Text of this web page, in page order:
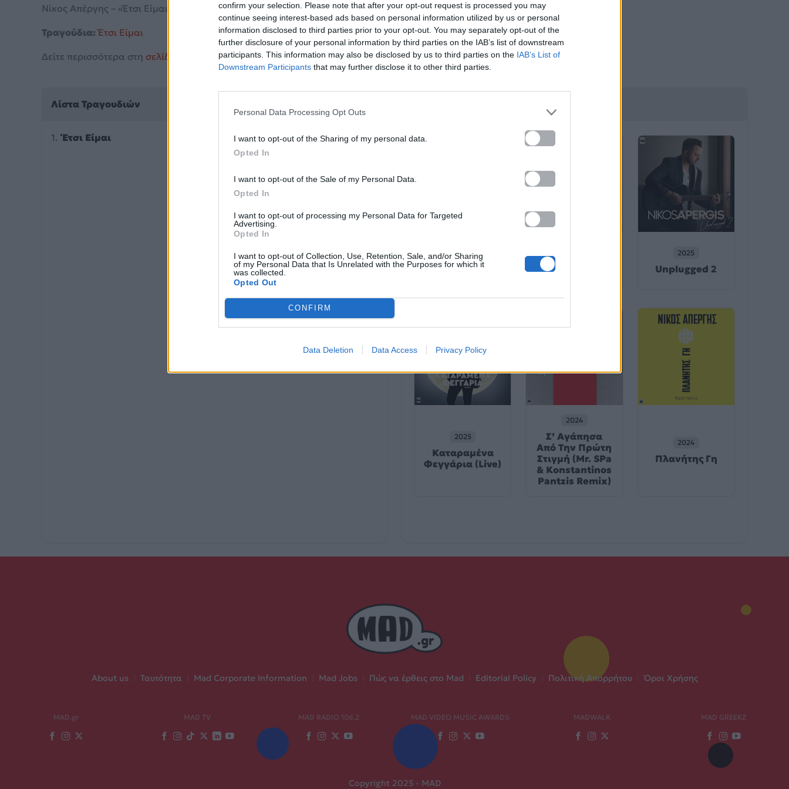
confirm your selection. Please note that after your opt-out request is processed you may
continue seeing interest-based ads based on personal information utilized by us or personal
information disclosed to third parties prior to your opt-out. You may separately opt-out of the
further disclosure of your personal information by third parties on the IAB’s list of downstream
participants. This information may also be disclosed by us to third parties on the IAB’s List of
Downstream Participants that may further disclose it to other third parties.
Personal Data Processing Opt Outs
I want to opt-out of the Sharing of my personal data.
Opted In
I want to opt-out of the Sale of my Personal Data.
Opted In
I want to opt-out of processing my Personal Data for Targeted
Advertising.
Opted In
I want to opt-out of Collection, Use, Retention, Sale, and/or Sharing
of my Personal Data that Is Unrelated with the Purposes for which it
was collected.
Opted Out
CONFIRM
Data Deletion Data Access Privacy Policy
Νίκος Απέργης – «Έτσι Είμαι» (2026). Μουσικά κινείται στο ύφος Folk, World, & Country.
Τραγούδια: Έτσι Είμαι
Δείτε περισσότερα στη σελίδα στο Mad.gr.
Λίστα Τραγουδιών
Έτσι Είμαι
Το Μεγάλο Πιτς
Αυτά τα Χείλη
2025
Unplugged 2
2025
Καταραμένα
Φεγγάρια (Live)
2024
Σ’ Αγάπησα
Από Την Πρώτη
Στιγμή (Mr. SPa
& Konstantinos
Pantzis Remix)
2024
Πλανήτης Γη
About us Ταυτότητα Mad Corporate Information Mad Jobs Πώς να έρθεις στο Mad Editorial Policy Πολιτική Απορρήτου Όροι Χρήσης
MAD.gr MAD TV MAD RADIO 106,2 MAD VIDEO MUSIC AWARDS MADWALK MAD GREEKZ
Copyright 2025 - MAD